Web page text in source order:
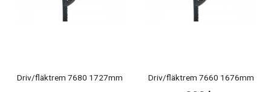
Driv/fläktrem 7680 1727mm Driv/fläktrem 7660 1676mm